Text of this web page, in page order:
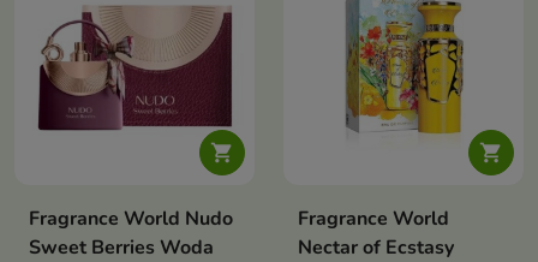

Fragrance World Nudo
Sweet Berries Woda

Fragrance World
Nectar of Ecstasy